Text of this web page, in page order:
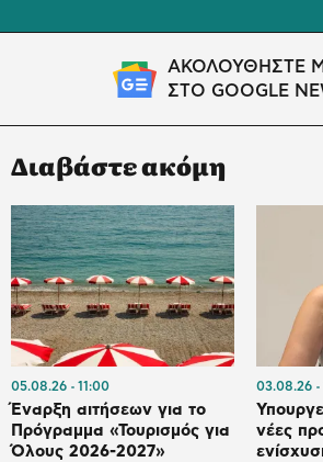
ΑΚΟΛΟΥΘΗΣΤΕ
ΣΤΟ GOOGLE
Διαβάστε ακόμη
05.08.26 11:00
Έναρξη αιτήσεων για το
Πρόγραμμα «Τουρισμός για
Όλους 2026-2027»
03.08.26
νέες